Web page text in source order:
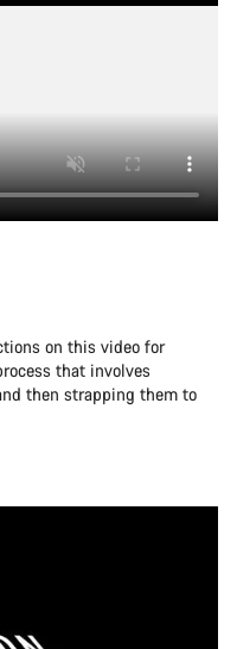
on this video for
that involves
then strapping them to